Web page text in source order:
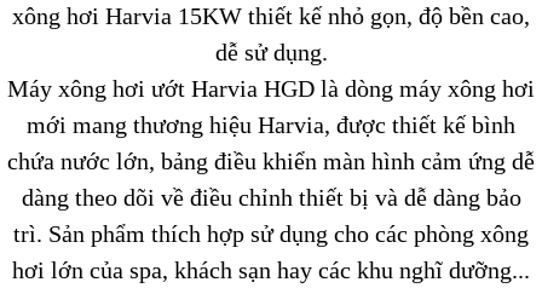
xông hơi Harvia 15KW thiết kế nhỏ gọn, độ bền cao,
dễ sử dụng.
Máy xông hơi ướt Harvia HGD là dòng máy xông hơi
mới mang thương hiệu Harvia, được thiết kế bình
chứa nước lớn, bảng điều khiển màn hình cảm ứng dễ
dàng theo dõi về điều chỉnh thiết bị và dễ dàng bảo
trì. Sản phẩm thích hợp sử dụng cho các phòng xông
hơi lớn của spa, khách sạn hay các khu nghĩ dưỡng...